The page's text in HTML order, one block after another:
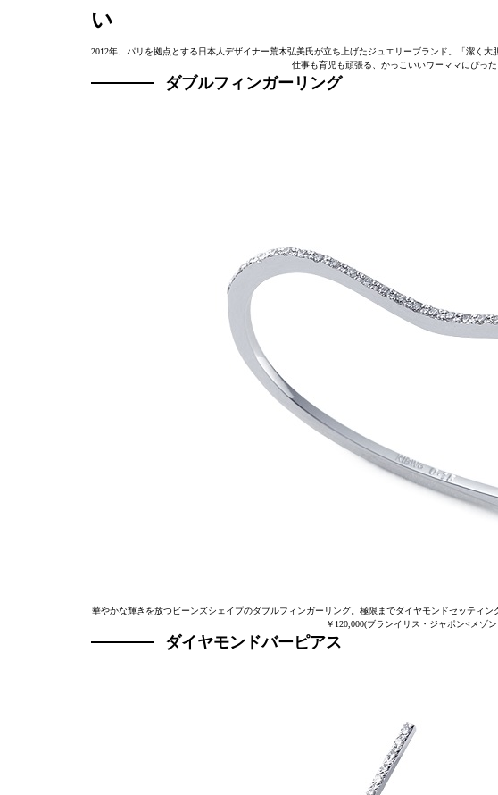
い
2012年、パリを拠点とする日本人デザイナー荒木弘美氏が立ち上げたジュエリーブランド。「潔く
仕事も育児も頑張る、かっこいいワーママにぴっ
ダブルフィンガーリング
華やかな輝きを放つビーンズシェイプのダブルフィンガーリング。極限までダイヤモンドセッティ
￥120,000(ブランイリス・ジャポン<メゾ
ダイヤモンドバーピアス